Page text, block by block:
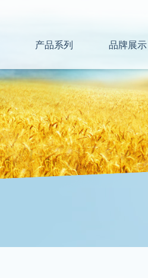
产品系列 品牌展示